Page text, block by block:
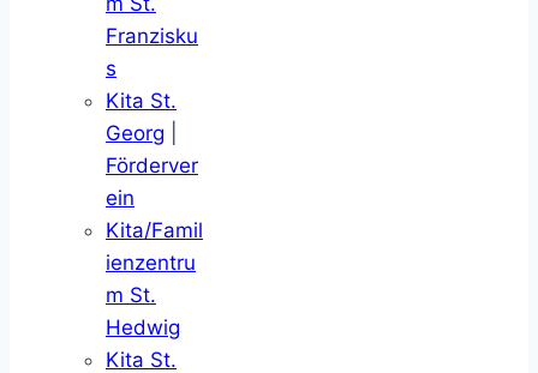
Franzisku
s
Kita St.
Georg
Förderver
ein
Kita/Famil
ienzentru
m St.
Hedwig
Kita St.